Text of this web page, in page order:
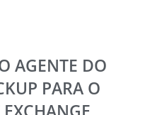
AGENTE DO
PARA O